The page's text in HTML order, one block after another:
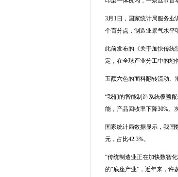
3月1日，国家统计局服务业
个百分点，制造业景气水平
此前发布的《关于加快传统
定，在全球产业分工中的地
五颜六色的面料翻转流动、
“我们的智能制造系统覆盖
能，产品回收率下降30%、
国家统计局数据显示，我国
元，占比42.3%。
“传统制造业正在加快数智
的“底座产业”，近年来，许